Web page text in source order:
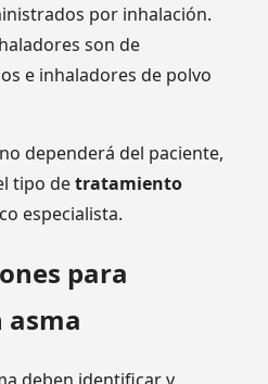
por inhalación.
son de
e inhaladores de polvo
dependerá del paciente,
tipo detratamiento
especialista.
para
asma